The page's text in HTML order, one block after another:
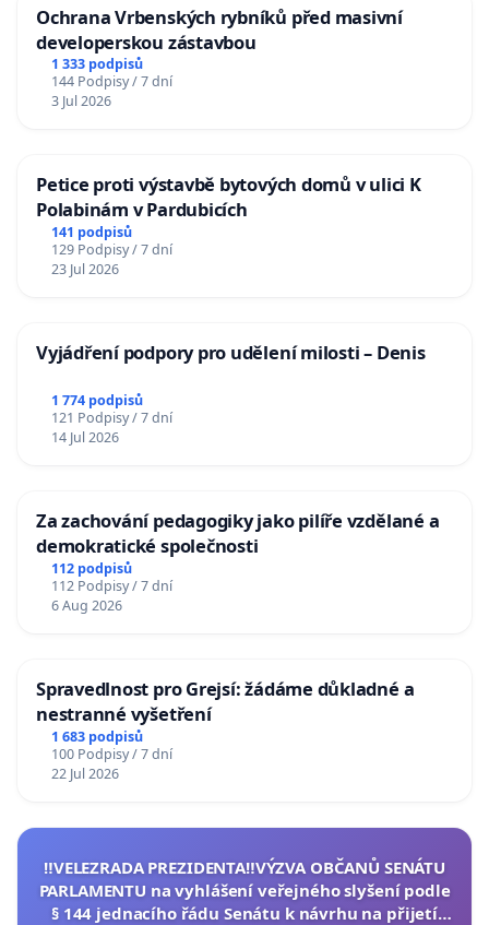
Ochrana Vrbenských rybníků před masivní
developerskou zástavbou
1 333 podpisů
144 Podpisy / 7 dní
3 Jul 2026
Petice proti výstavbě bytových domů v ulici K
Polabinám v Pardubicích
141 podpisů
129 Podpisy / 7 dní
23 Jul 2026
Vyjádření podpory pro udělení milosti – Denis
1 774 podpisů
121 Podpisy / 7 dní
14 Jul 2026
Za zachování pedagogiky jako pilíře vzdělané a
demokratické společnosti
112 podpisů
112 Podpisy / 7 dní
6 Aug 2026
Spravedlnost pro Grejsí: žádáme důkladné a
nestranné vyšetření
1 683 podpisů
100 Podpisy / 7 dní
22 Jul 2026
‼️VELEZRADA PREZIDENTA‼️VÝZVA OBČANŮ SENÁTU
PARLAMENTU na vyhlášení veřejného slyšení podle
§ 144 jednacího řádu Senátu k návrhu na přijetí